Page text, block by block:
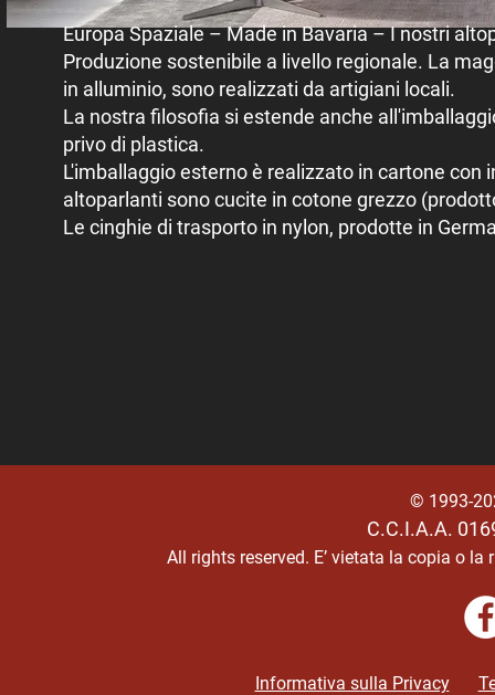
Europa Spaziale – Made in Bavaria – I nostri
Produzione sostenibile a livello regionale. La
in alluminio, sono realizzati da artigiani locali.
La nostra filosofia si estende anche
privo di plastica.
L'imballaggio esterno è realizzato in cartone
altoparlanti sono cucite in cotone grezzo
Le cinghie di trasporto in nylon, prodotte in
© 1993-
C.C.I.A.A.
All rights reserved. E’ vietata la copia o
Informativa sulla Privacy